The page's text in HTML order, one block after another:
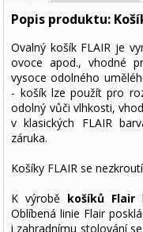
Popis produktu:
Ovalný košík FLAIR je
ovoce apod., vhodné
vysoce odolného
- košík lze použít pro
odolný vůči vlhkosti,
v klasických FLAIR
záruka.
Košíky FLAIR se
K výrobě košíků Flair
Oblíbená linie Flair
i zahradnímu stolování